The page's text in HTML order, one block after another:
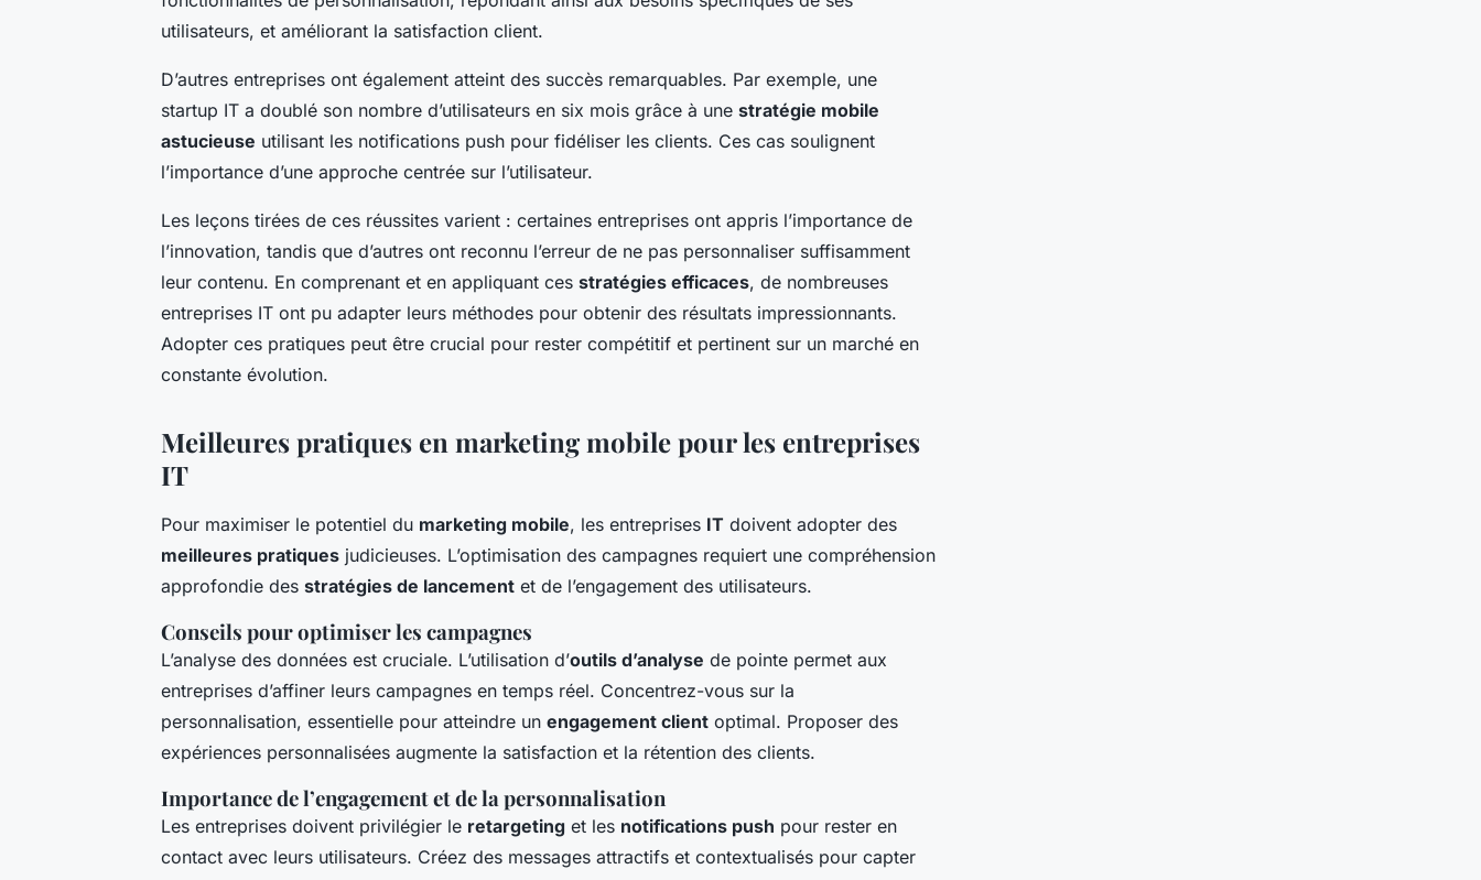
utilisateurs, et améliorant la satisfaction client.
D’autres entreprises ont également atteint des succès remarquables. Par exemple, une
startup IT a doublé son nombre d’utilisateurs en six mois grâce à une stratégie mobile
astucieuse utilisant les notifications push pour fidéliser les clients. Ces cas soulignent
l’importance d’une approche centrée sur l’utilisateur.
Les leçons tirées de ces réussites varient : certaines entreprises ont appris l’importance de
l’innovation, tandis que d’autres ont reconnu l’erreur de ne pas personnaliser suffisamment
leur contenu. En comprenant et en appliquant ces stratégies efficaces, de nombreuses
entreprises IT ont pu adapter leurs méthodes pour obtenir des résultats impressionnants.
Adopter ces pratiques peut être crucial pour rester compétitif et pertinent sur un marché en
constante évolution.
Meilleures pratiques en marketing mobile pour les entreprises
IT
Pour maximiser le potentiel du marketing mobile, les entreprises IT doivent adopter des
meilleures pratiques judicieuses. L’optimisation des campagnes requiert une compréhension
approfondie des stratégies de lancement et de l’engagement des utilisateurs.
Conseils pour optimiser les campagnes
L’analyse des données est cruciale. L’utilisation d’outils d’analyse de pointe permet aux
entreprises d’affiner leurs campagnes en temps réel. Concentrez-vous sur la
personnalisation, essentielle pour atteindre un engagement client optimal. Proposer des
expériences personnalisées augmente la satisfaction et la rétention des clients.
Importance de l’engagement et de la personnalisation
Les entreprises doivent privilégier le retargeting et les notifications push pour rester en
contact avec leurs utilisateurs. Créez des messages attractifs et contextualisés pour capter